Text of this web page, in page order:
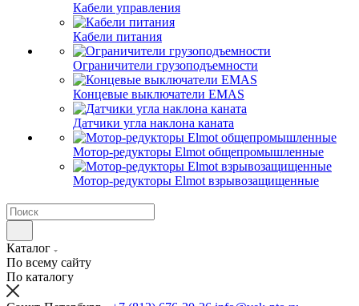
Кабели управления
Кабели питания
Ограничители грузоподъемности
Концевые выключатели EMAS
Датчики угла наклона каната
Мотор-редукторы Elmot общепромышленные
Мотор-редукторы Elmot взрывозащищенные
Каталог
По всему сайту
По каталогу